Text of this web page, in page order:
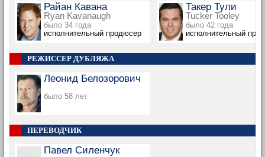
Райан Кавана
Ryan Kavanaugh
было 34 года
исполнительный продюсер
Такер Тули
Tucker Tooley
было 42 года
исполнительный
РЕЖИССЕР ДУБЛЯЖА
Леонид Белозорович
было 58 лет
ПЕРЕВОДЧИК
Павел Силенчук